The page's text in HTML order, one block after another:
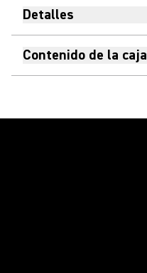
Detalles
Contenido de la caja